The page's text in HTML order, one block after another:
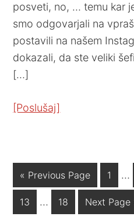
posveti, no, … temu kar
smo odgovarjali na
postavili na našem
dokazali, da ste veliki
[…]
[Poslušaj]
« Previous Page 1 …
13 … 18 Next Page